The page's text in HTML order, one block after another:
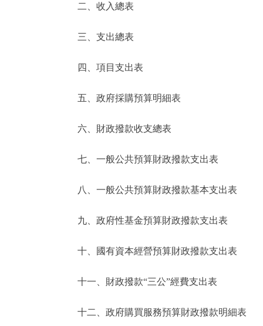
參與調查
走進北京
北京概況
綠色北京
ENGLISH
二、收入總表
三、支出總表
四、項目支出表
五、政府採購預算明細表
六、財政撥款收支總表
七、一般公共預算財政撥款支出表
八、一般公共預算財政撥款基本支出表
九、政府性基金預算財政撥款支出表
十、國有資本經營預算財政撥款支出表
十一、財政撥款“三公”經費支出表
十二、政府購買服務預算財政撥款明細表